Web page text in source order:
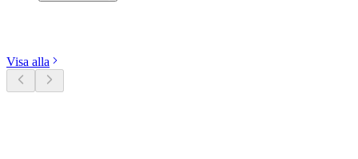
Visa alla